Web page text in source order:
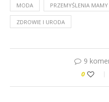
MODA PRZEMYŚLENIA MAMY
ZDROWIE I URODA
9
0